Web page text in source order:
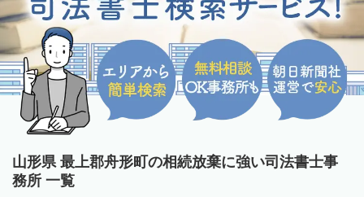
山形県 最上郡舟形町の相続放棄に強い司法書士事
務所 一覧